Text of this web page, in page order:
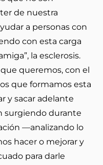
de nuestra
a personas con
con esta carga
la esclerosis.
queremos, con el
que formamos esta
y sacar adelante
surgiendo durante
—analizando lo
hacer o mejorar y
para darle